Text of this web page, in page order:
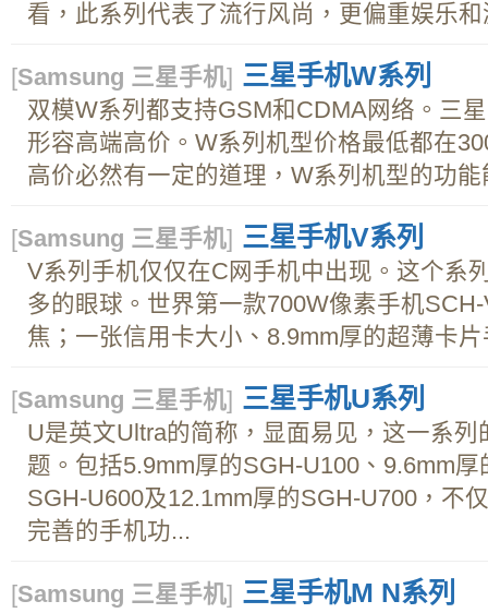
看，此系列代表了流行风尚，更偏重娱乐
[Samsung 三星手机] 三星手机W系列
双模W系列都支持GSM和CDMA网络。三
形容高端高价。W系列机型价格最低都在
高价必然有一定的道理，W系列机型的功
[Samsung 三星手机] 三星手机V系列
V系列手机仅仅在C网手机中出现。这个系
多的眼球。世界第一款700W像素手机
焦；一张信用卡大小、8.9mm厚的超薄卡
[Samsung 三星手机] 三星手机U系列
U是英文Ultra的简称，显面易见，这一系
题。包括5.9mm厚的SGH-U100、9.6mm
SGH-U600及12.1mm厚的SGH-U700，不
完善的手机功...
[Samsung 三星手机] 三星手机M N系列